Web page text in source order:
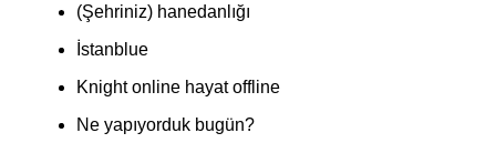
(Şehriniz) hanedanlığı
İstanblue
Knight online hayat offline
Ne yapıyorduk bugün?